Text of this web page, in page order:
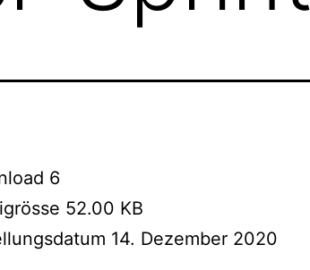
6
52.00 KB
14. Dezember 2020